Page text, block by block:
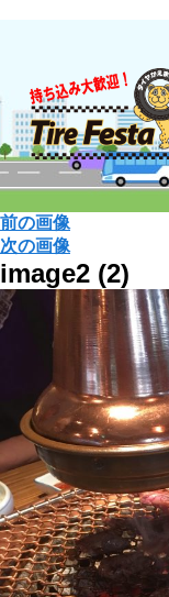
前の画像
次の画像
image2 (2)